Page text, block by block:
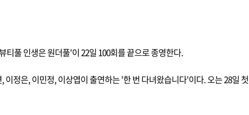
티풀 인생은 원더풀'이 22일 100회를 끝으로 종영한다.
이정은, 이민정, 이상엽이 출연하는 '한 번 다녀왔습니다'이다. 오는 28일 첫